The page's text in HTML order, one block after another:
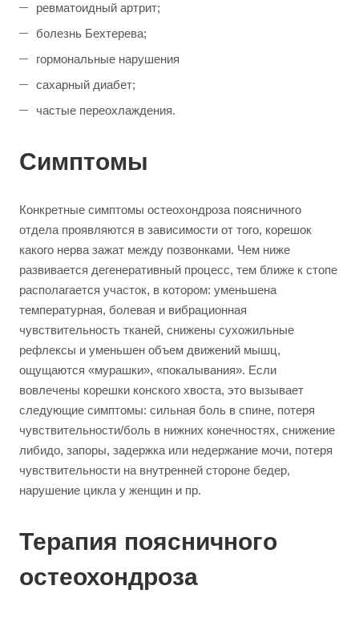
ревматоидный артрит;
болезнь Бехтерева;
гормональные нарушения
сахарный диабет;
частые переохлаждения.
Симптомы
Конкретные симптомы остеохондроза поясничного
отдела проявляются в зависимости от того, корешок
какого нерва зажат между позвонками. Чем ниже
развивается дегенеративный процесс, тем ближе к стопе
располагается участок, в котором: уменьшена
температурная, болевая и вибрационная
чувствительность тканей, снижены сухожильные
рефлексы и уменьшен объем движений мышц,
ощущаются «мурашки», «покалывания». Если
вовлечены корешки конского хвоста, это вызывает
следующие симптомы: сильная боль в спине, потеря
чувствительности/боль в нижних конечностях, снижение
либидо, запоры, задержка или недержание мочи, потеря
чувствительности на внутренней стороне бедер,
нарушение цикла у женщин и пр.
Терапия поясничного
остеохондроза